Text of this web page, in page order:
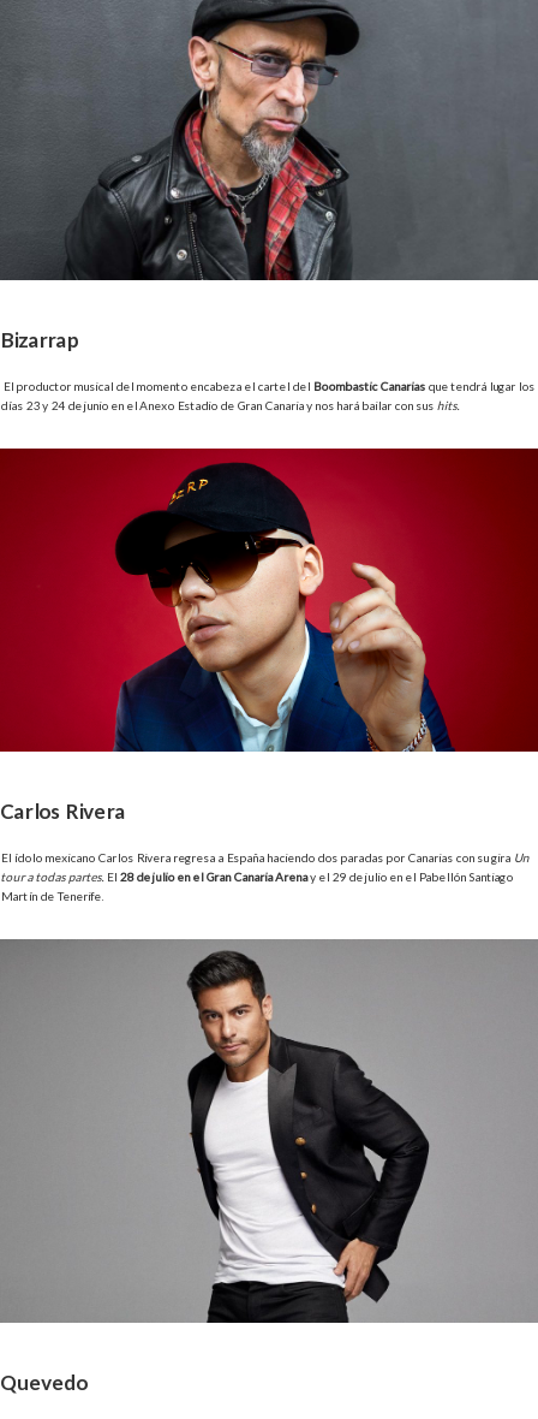
Bizarrap
El productor musical del momento encabeza el cartel del Boombastic Canarias quetendrá lugar los
días 23 y 24 de junio en el Anexo Estadio de Gran Canaria y nos hará bailar con sus hits.
Carlos Rivera
El ídolo mexicano Carlos Rivera regresa a España haciendo dos paradas por Canarias con su gira Un
tour a todas partes. El 28 de julio en el Gran Canaria Arenay el 29 de julio en el Pabellón Santiago
Martín de Tenerife.
Quevedo